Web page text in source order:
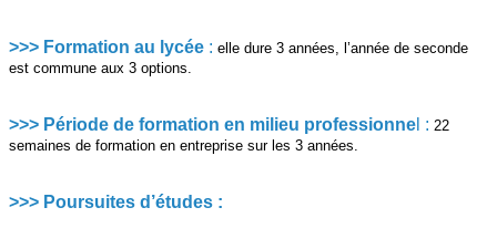
>>> Formation au lycée : elle dure 3 années, l’année de seconde
est commune aux 3 options.
>>> Période de formation en milieu professionne : 22
semaines de formation en entreprise sur les 3 années.
>>> Poursuites d’études :